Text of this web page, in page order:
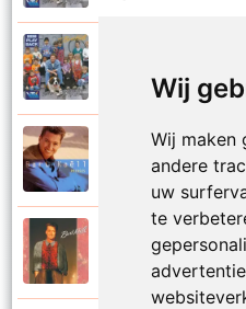
Wij
Wij maken
andere
uw
te
Popidool
Bart Kaell
Prinses
Bart Kaell